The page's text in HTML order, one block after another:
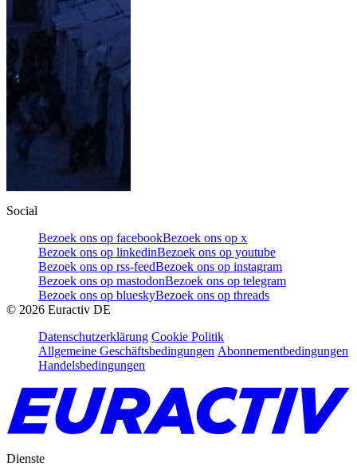
Social
Bezoek ons op facebookBezoek ons op x
Bezoek ons op linkedinBezoek ons op youtube
Bezoek ons op rss-feedBezoek ons op instagram
Bezoek ons op mastodonBezoek ons op telegram
Bezoek ons op blueskyBezoek ons op threads
© 2026 Euractiv DE
Datenschutzerklärung Cookie Politik
Allgemeine Geschäftsbedingungen Abonnementbedingungen
Handelsbedingungen
Dienste